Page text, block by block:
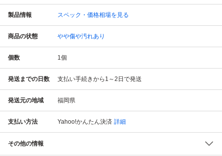
製品情報 スペック・価格相場を見る
商品の状態 やや傷や汚れあり
個数 1個
発送までの日数 支払い手続きから1～2日で発送
発送元の地域 福岡県
支払い方法 Yahoo!かんたん決済 詳細
その他の情報